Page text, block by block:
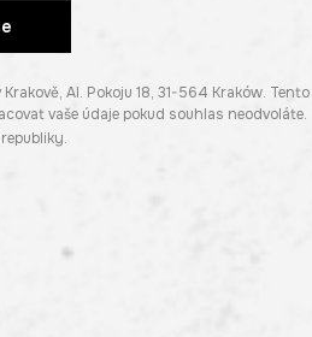
Al. Pokoju 18, 31-564 Kraków. Tento
vaše údaje pokud souhlas neodvoláte.